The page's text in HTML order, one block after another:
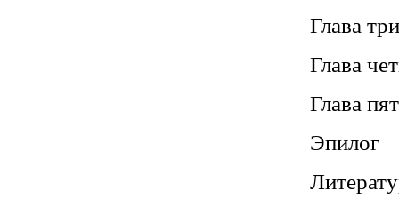
Глава
Глава
Глава
Эпилог